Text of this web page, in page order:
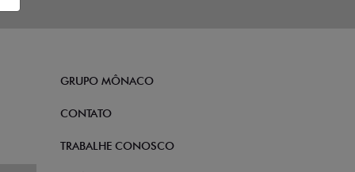
GRUPO MÔNACO
CONTATO
TRABALHE CONOSCO